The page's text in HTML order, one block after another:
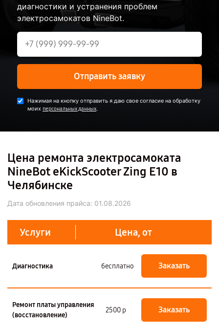
диагностики и устранения проблем
электросамокатов NineBot.
Отправить заявку
Нажимая на кнопку отправить я даю свое согласие на обработку
моих персональных данных.
Цена ремонта электросамоката
NineBot eKickScooter Zing E10 в
Челябинске
Дата обновления прайса: 01.08.2026
Услуги Цена, от
Диагностика бесплатно Заказать
Ремонт платы управления
(восстановление)
2500 р Заказать